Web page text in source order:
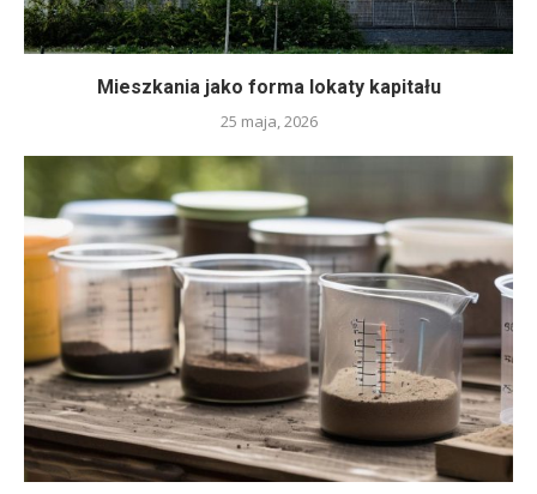
Mieszkania jako forma lokaty kapitału
25 maja, 2026